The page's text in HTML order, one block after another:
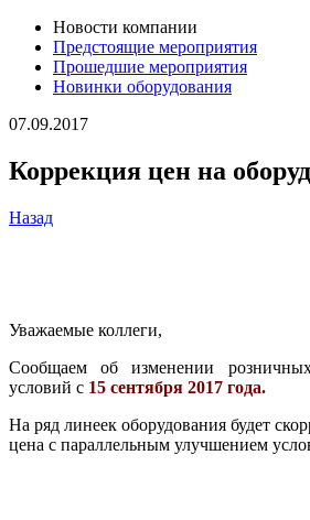
Новости компании
Предстоящие мероприятия
Прошедшие мероприятия
Новинки оборудования
07.09.2017
Коррекция цен на
Назад
Уважаемые коллеги,
Сообщаем об изменении
условий с 15 сентября 2017 года.
На ряд линеек оборудования будет
цена с параллельным улучшением